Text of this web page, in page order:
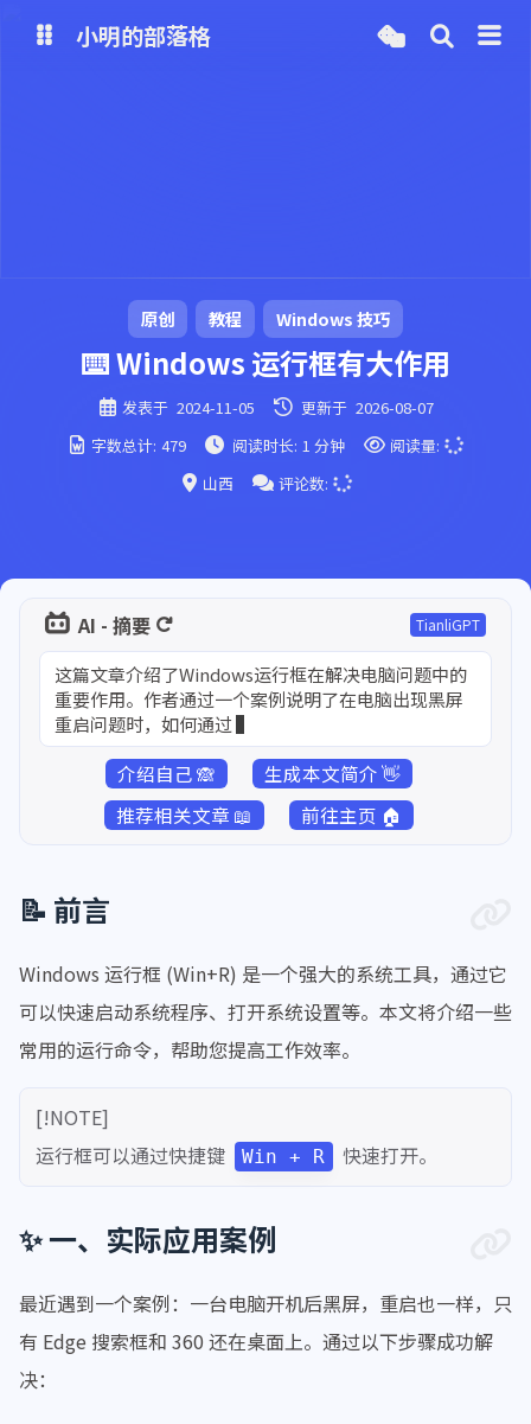
小明的部落格
原创 教程 Windows 技巧
⌨️ Windows 运行框有大作用
发表于 2024-11-05 更新于 2026-08-07
字数总计: 479 阅读时长: 1 分钟
阅读量:
山西
评论数:
AI - 摘要 TianliGPT
这篇文章介绍了Windows运行框在解决电脑问题中的
重要作用。作者通过一个案例说明了在电脑出现黑屏
重启问题时，如何通过运行框输入相关命令成功解
介绍自己 🙈
生成本文简介 👋
推荐相关文章 📖
前往主页 🏠
📝 前言
Windows 运行框 (Win+R) 是一个强大的系统工具，通过它
可以快速启动系统程序、打开系统设置等。本文将介绍一些
常用的运行命令，帮助您提高工作效率。
[!NOTE]
运行框可以通过快捷键
Win + R 快速打开。
✨ 一、实际应用案例
最近遇到一个案例：一台电脑开机后黑屏，重启也一样，只
有 Edge 搜索框和 360 还在桌面上。通过以下步骤成功解
决：